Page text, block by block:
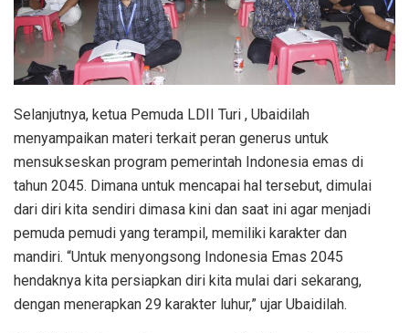
Selanjutnya, ketua Pemuda LDII Turi , Ubaidilah
menyampaikan materi terkait peran generus untuk
mensukseskan program pemerintah Indonesia emas di
tahun 2045. Dimana untuk mencapai hal tersebut, dimulai
dari diri kita sendiri dimasa kini dan saat ini agar menjadi
pemuda pemudi yang terampil, memiliki karakter dan
mandiri. “Untuk menyongsong Indonesia Emas 2045
hendaknya kita persiapkan diri kita mulai dari sekarang,
dengan menerapkan 29 karakter luhur,” ujar Ubaidilah.